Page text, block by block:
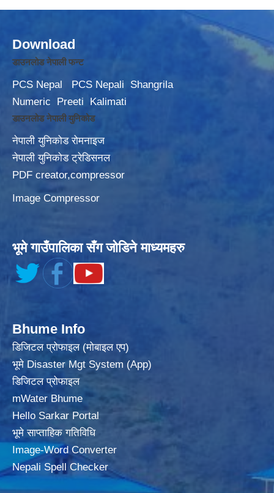
Download
डाउनलोड नेपाली फन्ट
PCS Nepal PCS Nepali
Shangrila
Numeric
Preeti Kalimati
डाउनलोड नेपाली युनिकोड
नेपाली युनिकोड रोमनाइज
नेपाली युनिकोड ट्रेडिसनल
PDF creator,compressor
Image Compressor
भूमे गाउँपालिका सँग जोडिने माध्यमहरु
Bhume Info
डिजिटल प्रोफाइल (मोबाइल एप)
भूमे Disaster Mgt System (App)
डिजिटल प्रोफाइल
mWater Bhume
Hello Sarkar Portal
भूमे साप्ताहिक गतिविधि
Image-Word Converter
Nepali Spell Checker